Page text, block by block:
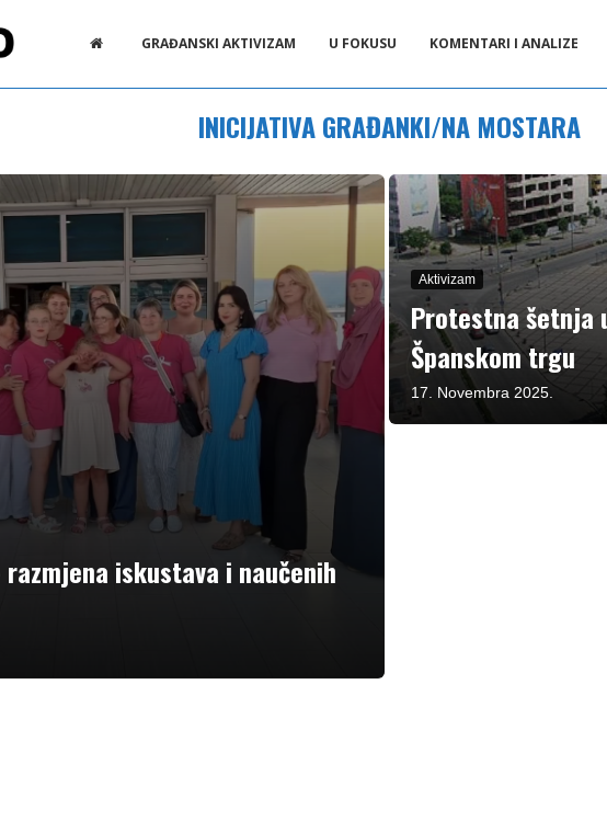
GRAĐANSKI AKTIVIZAM U FOKUSU KOMENTARI I ANALIZE
INICIJATIVA GRAĐANKI/NA MOSTARA
iskustava i naučenih
Aktivizam
Protestna šetnja
Španskom trgu
17. Novembra 2025.